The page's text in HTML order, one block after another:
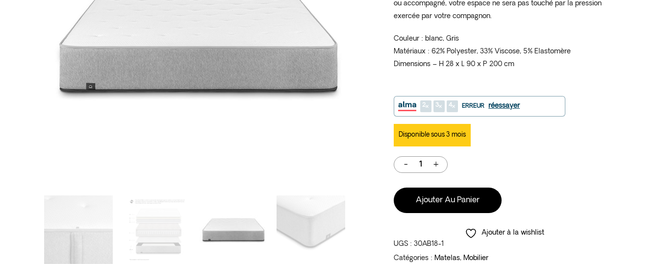
ou accompagné, votre espace ne sera pas touché par la pression
exercée par votre compagnon.
Couleur : blanc, Gris
Matériaux : 62% Polyester, 33% Viscose, 5% Elastomère
Dimensions – H 28 x L 90 x P 200 cm
2 3 4 ERREUR réessayer
Disponible sous 3 mois
Ajouter Au Panier
Ajouter à la wishlist
UGS :30AB18-1
Catégories : Matelas, Mobilier